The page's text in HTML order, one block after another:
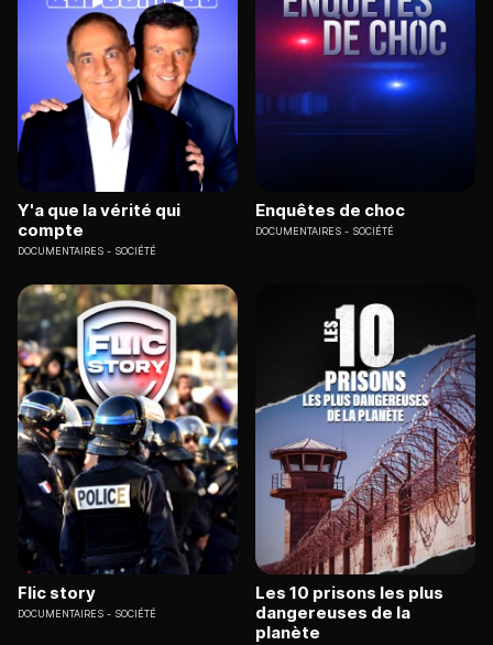
Y'a que la vérité qui
compte
DOCUMENTAIRES SOCIÉTÉ
Enquêtes de choc
DOCUMENTAIRES SOCIÉTÉ
Flic story
DOCUMENTAIRES SOCIÉTÉ
Les 10 prisons les plus
dangereuses de la
planète